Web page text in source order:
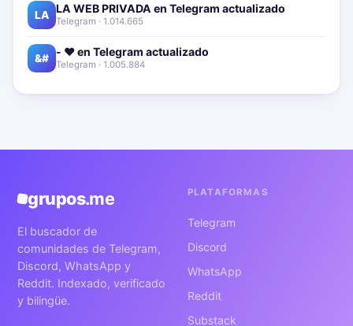
LA LA WEB PRIVADA en Telegram actualizado📱🔥
Telegram · 1.014.665
&# - ❤️ en Telegram actualizado📱🔥
Telegram · 1.005.884
grupos.me
El buscador de
comunidades de Telegram,
Discord, WhatsApp y
Reddit. Indexado, verificado
y bilingüe.
PLATAFORMAS
Telegram
Discord
WhatsApp
Reddit
Substack